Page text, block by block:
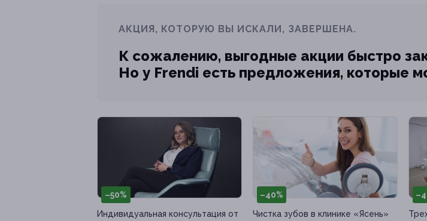
АКЦИЯ, КОТОРУЮ ВЫ ИСКАЛИ, ЗАВЕРШЕНА.
К сожалению, выгодные акции быстро
Но у Frendi есть предложения, которые
–50%
Индивидуальная консультация от
–40%
Чистка зубов в клинике «Ясень»